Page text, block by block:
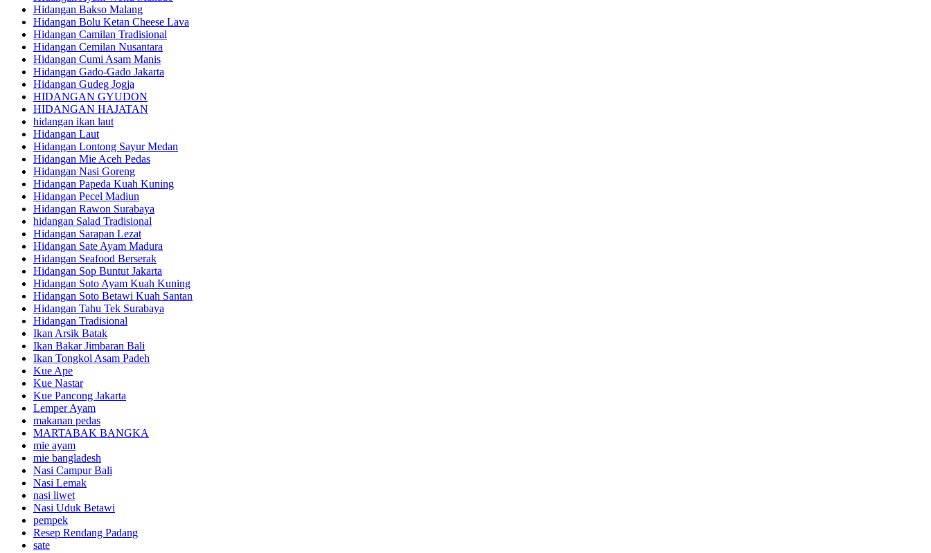
Hidangan Bakso Malang
Hidangan Bolu Ketan Cheese Lava
Hidangan Camilan Tradisional
Hidangan Cemilan Nusantara
Hidangan Cumi Asam Manis
Hidangan Gado-Gado Jakarta
Hidangan Gudeg Jogja
HIDANGAN GYUDON
HIDANGAN HAJATAN
hidangan ikan laut
Hidangan Laut
Hidangan Lontong Sayur Medan
Hidangan Mie Aceh Pedas
Hidangan Nasi Goreng
Hidangan Papeda Kuah Kuning
Hidangan Pecel Madiun
Hidangan Rawon Surabaya
hidangan Salad Tradisional
Hidangan Sarapan Lezat
Hidangan Sate Ayam Madura
Hidangan Seafood Berserak
Hidangan Sop Buntut Jakarta
Hidangan Soto Ayam Kuah Kuning
Hidangan Soto Betawi Kuah Santan
Hidangan Tahu Tek Surabaya
Hidangan Tradisional
Ikan Arsik Batak
Ikan Bakar Jimbaran Bali
Ikan Tongkol Asam Padeh
Kue Ape
Kue Nastar
Kue Pancong Jakarta
Lemper Ayam
makanan pedas
MARTABAK BANGKA
mie ayam
mie bangladesh
Nasi Campur Bali
Nasi Lemak
nasi liwet
Nasi Uduk Betawi
pempek
Resep Rendang Padang
sate